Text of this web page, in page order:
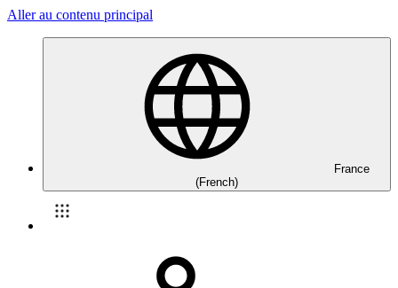
Aller au contenu principal
France
(French)